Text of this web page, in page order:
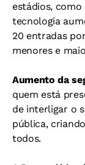
estádios,
tecnologia
20 entradas
menores e
Aumento da
quem está
de interligar o
pública,
todos.